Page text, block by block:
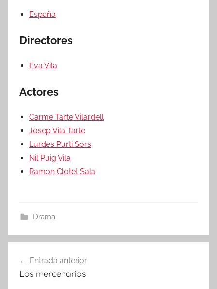
España
Directores
Eva Vila
Actores
Carme Tarte Vilardell
Josep Vila Tarte
Lurdes Purti Sors
Nil Puig Vila
Ramon Clotet Sala
Drama
Navegación
de
Entrada anterior
Los mercenarios